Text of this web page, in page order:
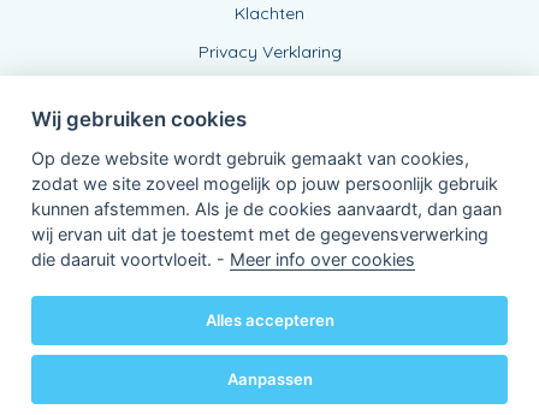
Klachten
Privacy Verklaring
Verbonden Agent, BE0833798043
van KBC Verzekeringen nv
3000 Leuven - Belgie
BTW BE 0403.552.563 - RPR Leuven
Powered byKBC-Agent(versie 3.21.0)
© 2026 alle rechten voorbehouden
Wij gebruiken cookies
Op deze website wordt gebruik gemaakt van cookies,
zodat we site zoveel mogelijk op jouw persoonlijk gebruik
kunnen afstemmen. Als je de cookies aanvaardt, dan gaan
wij ervan uit dat je toestemt met de gegevensverwerking
die daaruit voortvloeit. - Meer info over cookies
Alles accepteren
Aanpassen